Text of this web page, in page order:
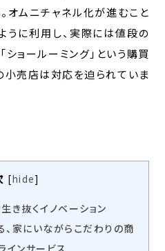
オムニチャネル化が進むこと
うに利用し、実際には値段の
ョールーミング」という購買
小売店は対応を迫られていま
[hide]
き抜くイノベーション
家にいながらこだわりの商